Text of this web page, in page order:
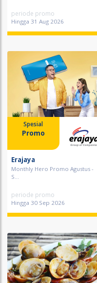
periode promo
Hingga 31 Aug 2026
Spesial
Promo
Erajaya
Monthly Hero Promo Agustus -
S...
periode promo
Hingga 30 Sep 2026